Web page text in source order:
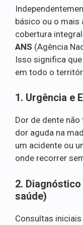
básico ou o mais
cobertura
ANS (Agência
Isso significa
em todo o
1. Urgência e
Dor de dente
dor aguda na
um acidente ou
onde recorrer
2.
saúde)
Consultas